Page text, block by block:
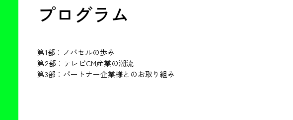
プログラム
第1部：ノバセルの歩み
第2部：テレビCM産業の潮流
第3部：パートナー企業様とのお取り組み